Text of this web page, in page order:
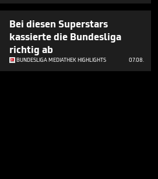
Bei diesen Superstars
kassierte die Bundesliga
richtig ab
BUNDESLIGA MEDIATHEK HIGHLIGHTS 07.08.